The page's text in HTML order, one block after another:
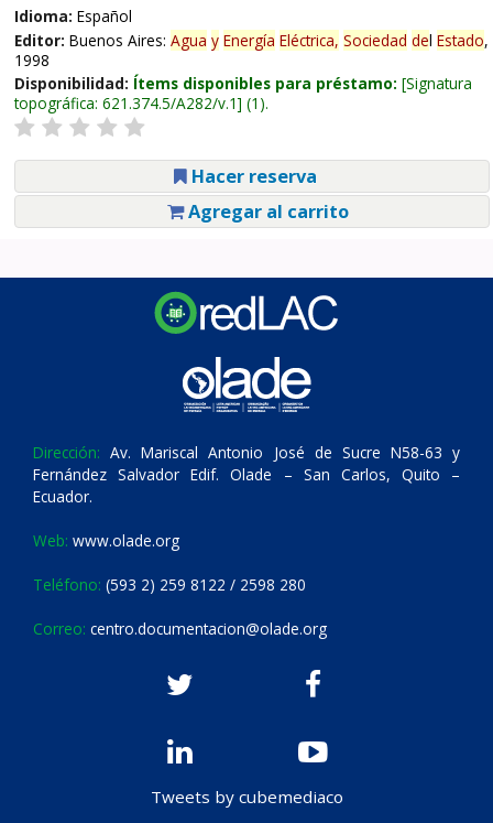
Idioma: Español
Editor: Buenos Aires: Agua y Energía Eléctrica, Sociedad del Estado,
1998
Disponibilidad: Ítems disponibles para préstamo: Signatura
topográfica: 621.374.5/A282/v.1 (1).
Hacer reserva
Agregar al carrito
Dirección: Av. Mariscal Antonio José de Sucre N58-63 y
Fernández Salvador Edif. Olade – San Carlos, Quito –
Ecuador.
Web: www.olade.org
Teléfono: (593 2) 259 8122 / 2598 280
Correo: centro.documentacion@olade.org
Tweets by cubemediaco